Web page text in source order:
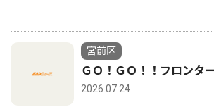
宮前区
ＧＯ！ＧＯ！！フロンタ
2026.07.24